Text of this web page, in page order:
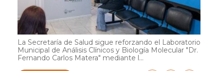
La Secretaría de Salud sigue reforzando el Laboratorio
Municipal de Análisis Clínicos y Biología Molecular "Dr.
Fernando Carlos Matera" mediante l...